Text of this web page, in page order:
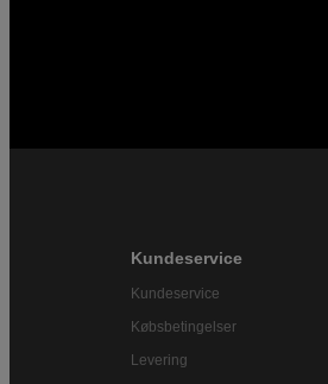
Kundeservice
Kundeservice
Købsbetingelser
Levering